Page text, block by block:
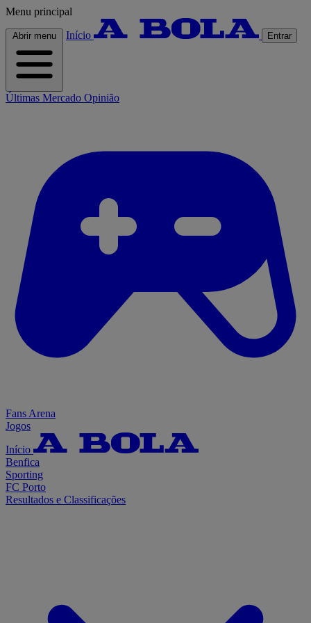
Menu principal
Abrir menu Início Entrar
Últimas Mercado Opinião
Fans Arena
Jogos
Início
Benfica
Sporting
FC Porto
Resultados e Classificações